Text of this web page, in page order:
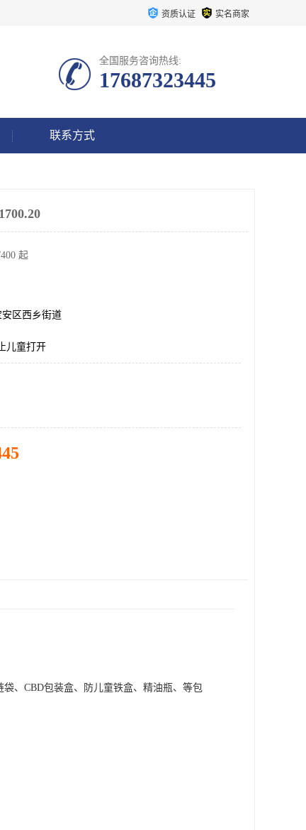
资质认证 实名商家
全国服务咨询热线:
17687323445
联系方式
起
区西乡街道
儿童打开
、 CBD包装盒、防儿童铁盒、精油瓶、等包